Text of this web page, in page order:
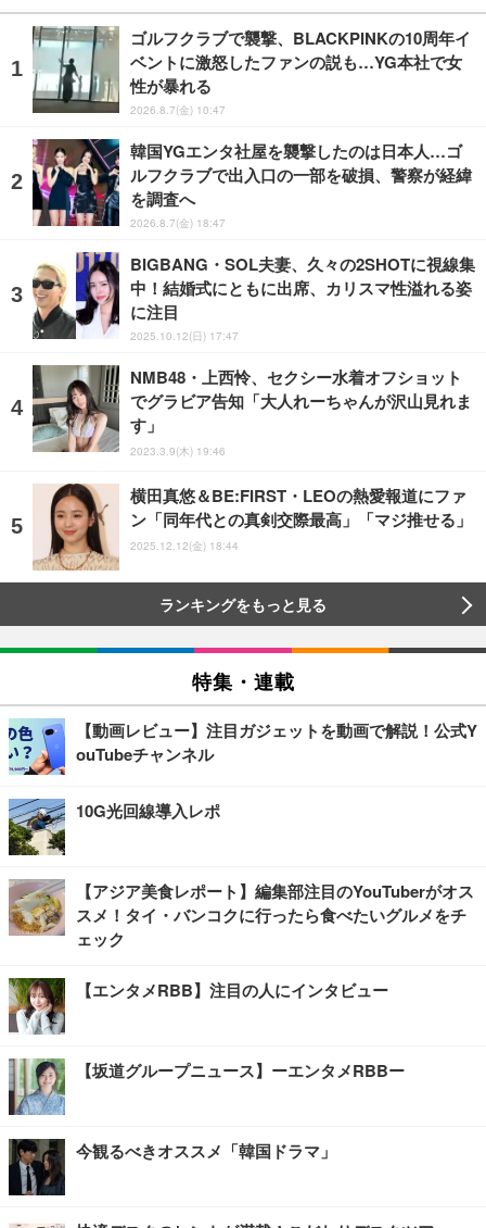
ゴルフクラブで襲撃、BLACKPINKの10周年イ
ベントに激怒したファンの説も…YG本社で女
性が暴れる
2026.8.7(金) 10:47
韓国YGエンタ社屋を襲撃したのは日本人…ゴ
ルフクラブで出入口の一部を破損、警察が経緯
を調査へ
2026.8.7(金) 18:47
BIGBANG・SOL夫妻、久々の2SHOTに視線集
中！結婚式にともに出席、カリスマ性溢れる姿
に注目
2025.10.12(日) 17:47
NMB48・上西怜、セクシー水着オフショット
でグラビア告知「大人れーちゃんが沢山見れま
す」
2023.3.9(木) 19:46
横田真悠＆BE:FIRST・LEOの熱愛報道にファ
ン「同年代との真剣交際最高」「マジ推せる」
2025.12.12(金) 18:44
ランキングをもっと見る
特集・連載
【動画レビュー】注目ガジェットを動画で解説！公式Y
ouTubeチャンネル
10G光回線導入レポ
【アジア美食レポート】編集部注目のYouTuberがオス
スメ！タイ・バンコクに行ったら食べたいグルメをチ
ェック
【エンタメRBB】注目の人にインタビュー
【坂道グループニュース】ーエンタメRBBー
今観るべきオススメ「韓国ドラマ」